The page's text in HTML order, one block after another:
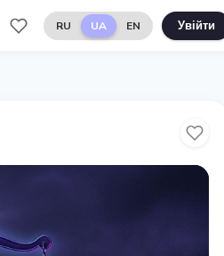
RU UA EN Увійти